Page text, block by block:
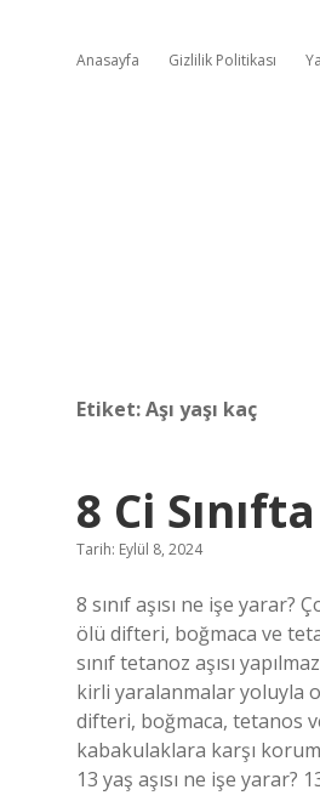
Anasayfa Gizlilik Politikası
Etiket:Aşı yaşı kaç
8 Ci
Tarih: Eylül 8, 2024
8 sınıf aşısı ne işe
ölü difteri, boğmaca ve
sınıf tetanoz aşısı
kirli yaralanmalar yoluyla
difteri, boğmaca, tetanos
kabakulaklara karşı
13 yaş aşısı ne işe yarar?